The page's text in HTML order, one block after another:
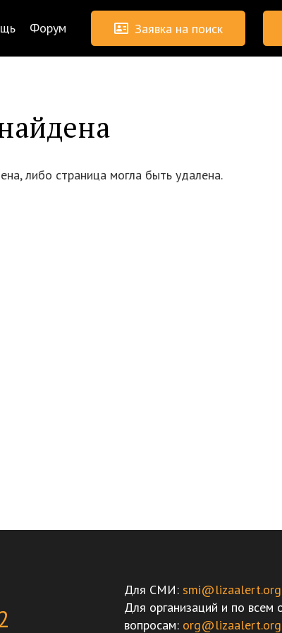
Форум Заявка на поиск
либо страница могла быть удалена.
Для СМИ: smi@lizaalert.org
Для организаций и по всем
вопросам: org@lizaalert.org